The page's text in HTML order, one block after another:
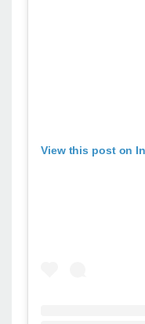
View this post on